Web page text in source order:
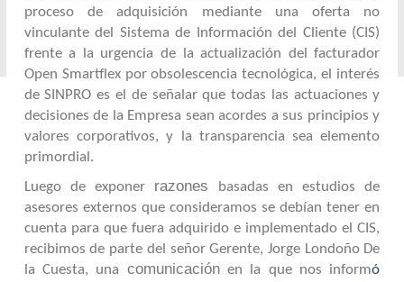
proceso de adquisición mediante una oferta no
vinculante del Sistema de Información del Cliente (CIS)
frente a la urgencia de la actualización del facturador
Open Smartflex por obsolescencia tecnológica, el interés
de SINPRO es el de señalar que todas las actuaciones y
decisiones de la Empresa sean acordes a sus principios y
valores corporativos, y la transparencia sea elemento
primordial.
Luego de exponer razones basadas en estudios de
asesores externos que consideramos se debían tener en
cuenta para que fuera adquirido e implementado el CIS,
recibimos de parte del señor Gerente, Jorge Londoño De
la Cuesta, una comunicaciónen la que nos informó